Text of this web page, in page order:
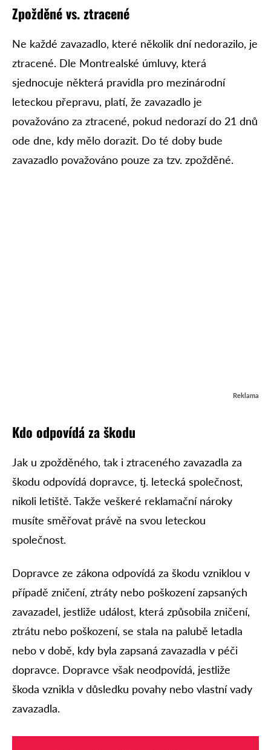
Zpožděné vs. ztracené
Ne každé zavazadlo, které několik dní nedorazilo, je
ztracené. Dle Montrealské úmluvy, která
sjednocuje některá pravidla pro mezinárodní
leteckou přepravu, platí, že zavazadlo je
považováno za ztracené, pokud nedorazí do 21 dnů
ode dne, kdy mělo dorazit. Do té doby bude
zavazadlo považováno pouze za tzv. zpožděné.
Reklama
Kdo odpovídá za škodu
Jak u zpožděného, tak i ztraceného zavazadla za
škodu odpovídá dopravce, tj. letecká společnost,
nikoli letiště. Takže veškeré reklamační nároky
musíte směřovat právě na svou leteckou
společnost.
Dopravce ze zákona odpovídá za škodu vzniklou v
případě zničení, ztráty nebo poškození zapsaných
zavazadel, jestliže událost, která způsobila zničení,
ztrátu nebo poškození, se stala na palubě letadla
nebo v době, kdy byla zapsaná zavazadla v péči
dopravce. Dopravce však neodpovídá, jestliže
škoda vznikla v důsledku povahy nebo vlastní vady
zavazadla.